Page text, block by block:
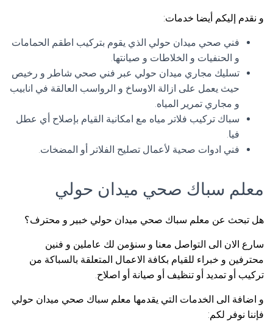
و نقدم إليكم أيضا خدمات:
فني صحي ميدان حولي الذي يقوم بتركيب اطقم الحمامات
و الحنفيات و الخلاطات و صيانتها.
تسليك مجاري ميدان حولي عبر فني صحي شاطر و رخيص
حيث يعمل على ازالة الاوساخ و الرواسب العالقة في انابيب
و مجاري تمرير المياه.
سباك تركيب فلاتر مياه مع امكانية القيام بإصلاح أي عطل
فيا.
فني ادوات صحية لأعمال تصليح الفلاتر أو المضخات.
معلم سباك صحي ميدان حولي
هل تبحث عن معلم سباك صحي ميدان حولي خبير و محترف؟
سارع الان الى التواصل معنا و سنؤمن لك عاملين و فنين
محترفين و خبراء للقيام بكافة الاعمال المتعلقة بالسباكة من
تركيب أو تمديد أو تنظيف أو صيانة أو اصلاح.
و اضافة الى الخدمات التي يقدمها معلم سباك صحي ميدان حولي
فإننا نوفر لكم: